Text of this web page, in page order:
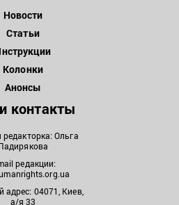
Новости
Статьи
Колонки
Анонсы
контакты
редакторка: Ольга
редакции:
адрес: 04071, Киев,
а/я 33